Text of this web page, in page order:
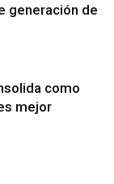
generación de
como
mejor